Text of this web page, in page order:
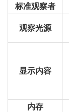
标准观察者
观察光源
显示内容
内存